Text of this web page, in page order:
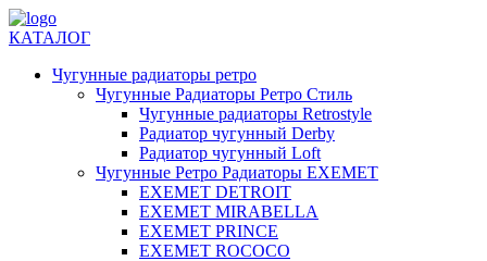
КАТАЛОГ
Чугунные радиаторы ретро
Чугунные Радиаторы Ретро Стиль
Чугунные радиаторы Retrostyle
Радиатор чугунный Derby
Радиатор чугунный Loft
Чугунные Ретро Радиаторы EXEMET
EXEMET DETROIT
EXEMET MIRABELLA
EXEMET PRINCE
EXEMET ROCOCO